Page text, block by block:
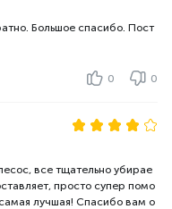
Большое спасибо. Пост
0 0
все тщательно убирае
просто супер помо
лучшая! Спасибо вам о